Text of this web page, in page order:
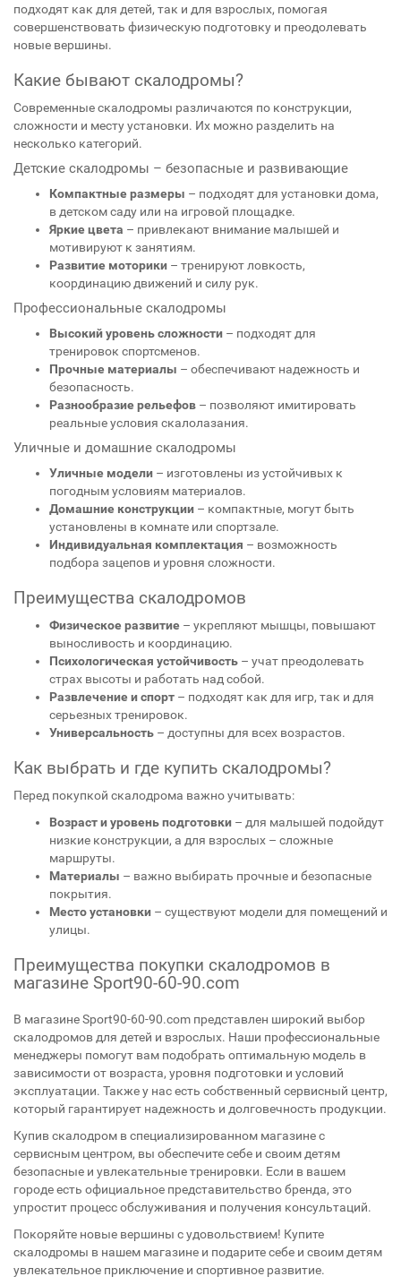
подходят как для детей, так и для взрослых, помогая
совершенствовать физическую подготовку и преодолевать
новые вершины.
Какие бывают скалодромы?
Современные скалодромы различаются по конструкции,
сложности и месту установки. Их можно разделить на
несколько категорий.
Детские скалодромы – безопасные и развивающие
Компактные размеры – подходят для установки дома,
в детском саду или на игровой площадке.
Яркие цвета – привлекают внимание малышей и
мотивируют к занятиям.
Развитие моторики – тренируют ловкость,
координацию движений и силу рук.
Профессиональные скалодромы
Высокий уровень сложности – подходят для
тренировок спортсменов.
Прочные материалы – обеспечивают надежность и
безопасность.
Разнообразие рельефов – позволяют имитировать
реальные условия скалолазания.
Уличные и домашние скалодромы
Уличные модели – изготовлены из устойчивых к
погодным условиям материалов.
Домашние конструкции – компактные, могут быть
установлены в комнате или спортзале.
Индивидуальная комплектация – возможность
подбора зацепов и уровня сложности.
Преимущества скалодромов
Физическое развитие – укрепляют мышцы, повышают
выносливость и координацию.
Психологическая устойчивость – учат преодолевать
страх высоты и работать над собой.
Развлечение и спорт – подходят как для игр, так и для
серьезных тренировок.
Универсальность – доступны для всех возрастов.
Как выбрать и где купить скалодромы?
Перед покупкой скалодрома важно учитывать:
Возраст и уровень подготовки – для малышей подойдут
низкие конструкции, а для взрослых – сложные
маршруты.
Материалы – важно выбирать прочные и безопасные
покрытия.
Место установки – существуют модели для помещений и
улицы.
Преимущества покупки скалодромов в
магазине Sport90-60-90.com
В магазине Sport90-60-90.com представлен широкий выбор
скалодромов для детей и взрослых. Наши профессиональные
менеджеры помогут вам подобрать оптимальную модель в
зависимости от возраста, уровня подготовки и условий
эксплуатации. Также у нас есть собственный сервисный центр,
который гарантирует надежность и долговечность продукции.
Купив скалодром в специализированном магазине с
сервисным центром, вы обеспечите себе и своим детям
безопасные и увлекательные тренировки. Если в вашем
городе есть официальное представительство бренда, это
упростит процесс обслуживания и получения консультаций.
Покоряйте новые вершины с удовольствием! Купите
скалодромы в нашем магазине и подарите себе и своим детям
увлекательное приключение и спортивное развитие.